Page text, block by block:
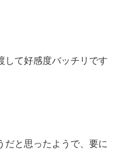
して好感度バッチリです
だと思ったようで、要に